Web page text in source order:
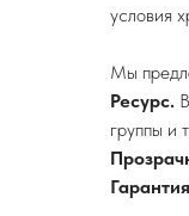
условия
Мы
Ресурс.
группы и